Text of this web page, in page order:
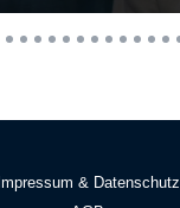
Impressum & Datenschutz